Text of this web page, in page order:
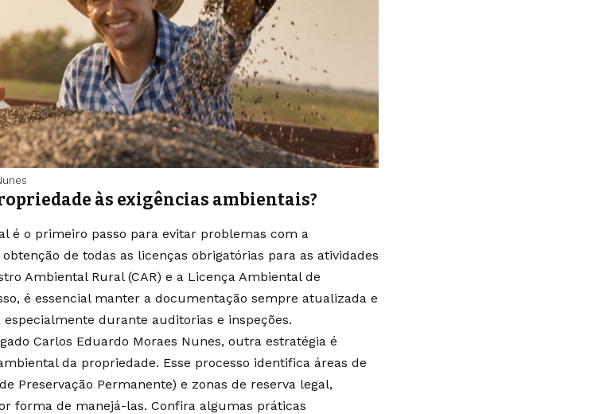
às exigências ambientais?
é o primeiro passo para evitar problemas com a
de todas as licenças obrigatórias para as atividades
Ambiental Rural (CAR) e a Licença Ambiental de
é essencial manter a documentação sempre atualizada e
durante auditorias e inspeções.
Carlos Eduardo Moraes Nunes, outra estratégia é
da propriedade. Esse processo identifica áreas de
Preservação Permanente) e zonas de reserva legal,
forma de manejá-las. Confira algumas práticas